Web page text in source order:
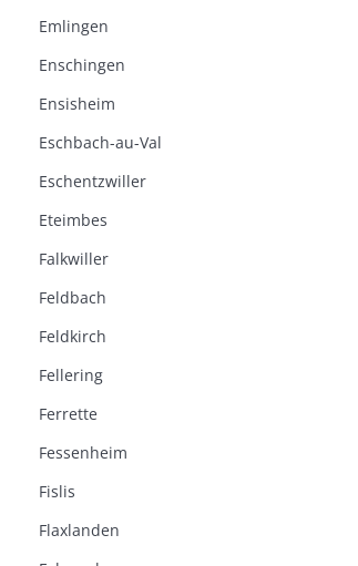
Emlingen
Enschingen
Ensisheim
Eschbach-au-Val
Eschentzwiller
Eteimbes
Falkwiller
Feldbach
Feldkirch
Fellering
Ferrette
Fessenheim
Fislis
Flaxlanden